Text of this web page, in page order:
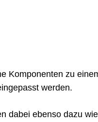
Komponenten zu
werden.
dabei ebenso dazu